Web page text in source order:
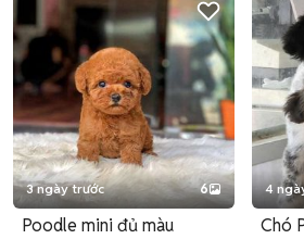
3 ngày trước 6
Poodle mini đủ màu
4
Chó